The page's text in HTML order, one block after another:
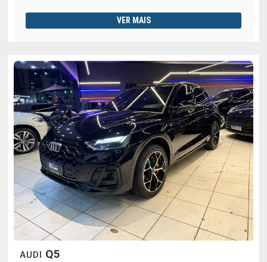
VER MAIS
AUDI Q5